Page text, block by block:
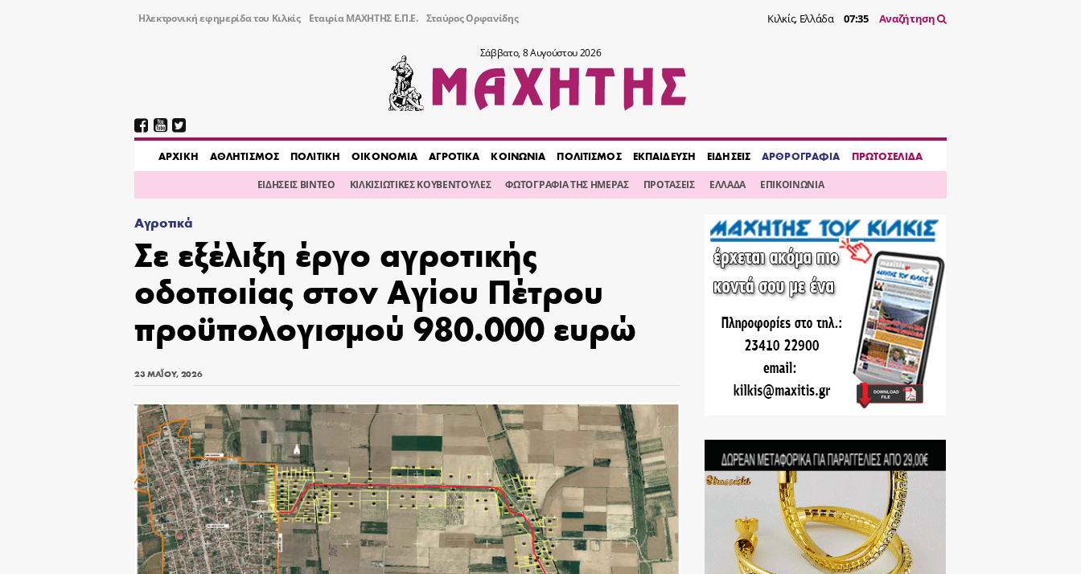
Ηλεκτρονική εφημερίδα του Κιλκίς Εταιρία ΜΑΧΗΤΗΣ Ε.Π.Ε. Σταύρος Ορφανίδης Κιλκίς, Ελλάδα 07:35 Αναζήτηση
Σάββατο, 8 Αυγούστου 2026
AΡΧΙΚΗ ΑΘΛΗΤΙΣΜΟΣ ΠΟΛΙΤΙΚΗ ΟΙΚΟΝΟΜΙΑ ΑΓΡΟΤΙΚΑ ΚΟΙΝΩΝΙΑ ΠΟΛΙΤΙΣΜΟΣ ΕΚΠΑΙΔΕΥΣΗ ΕΙΔΗΣΕΙΣ ΑΡΘΡΟΓΡΑΦΙΑ ΠΡΩΤΟΣΕΛΙΔΑ
ΕΙΔΗΣΕΙΣ ΒΙΝΤΕΟ ΚΙΛΚΙΣΙΩΤΙΚΕΣ ΚΟΥΒΕΝΤΟΥΛΕΣ ΦΩΤΟΓΡΑΦΙΑ ΤΗΣ ΗΜΕΡΑΣ ΠΡΟΤΑΣΕΙΣ ΕΛΛΑΔΑ ΕΠΙΚΟΙΝΩΝΙΑ
Αγροτικά
Σε εξέλιξη έργο αγροτικής
οδοποιίας στον Αγίου Πέτρου
προϋπολογισμού 980.000 ευρώ
23 ΜΑΪ́ΟΥ, 2026